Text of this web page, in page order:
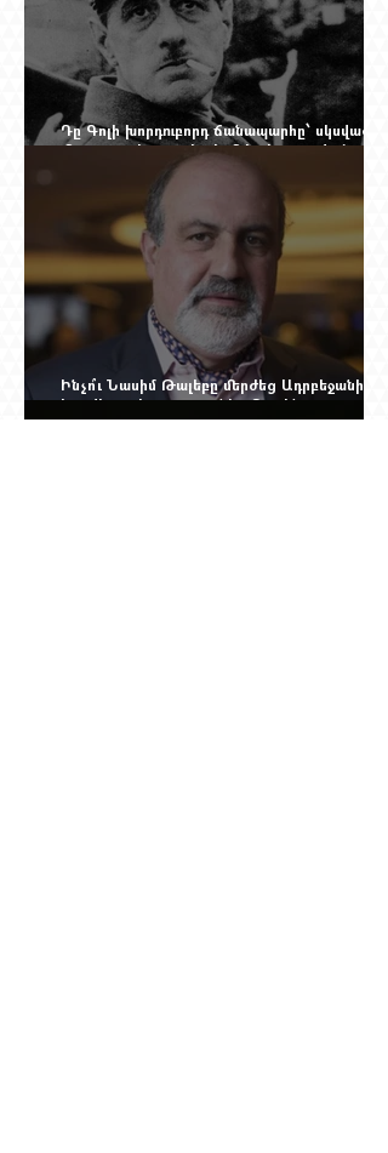
Դը Գոլի խորդուբորդ ճանապարհը՝ սկսված
մեղադրյալի աթոռից և մեկ սխալ գրված
Ինչո՞ւ Նասիմ Թալեբը մերժեց Ադրբեջանի
հրավերքը և պաշտպանեց Ռուբեն
Վարդանյանին